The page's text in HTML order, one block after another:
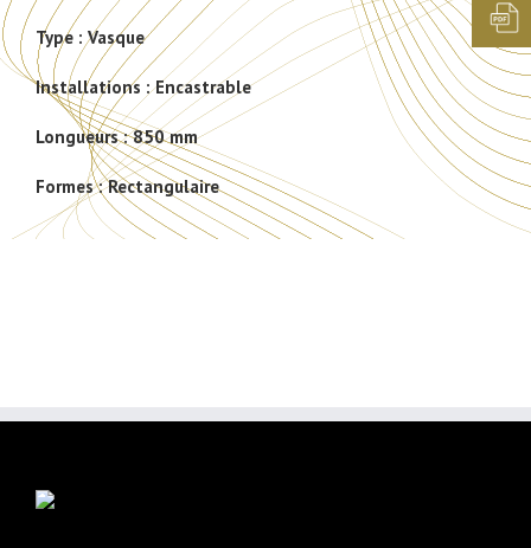
Type :Vasque
Installations :Encastrable
Longueurs :850 mm
Formes :Rectangulaire